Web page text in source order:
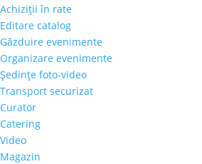
Achiziţii în rate
Editare catalog
Găzduire evenimente
Organizare evenimente
Şedinţe foto-video
Transport securizat
Curator
Catering
Video
Magazin
Tehnică
Temă
Cai-Hipism(0)
Citadin
Cladiri faimoase